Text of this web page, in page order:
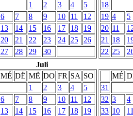
1 2 3 4
5
6 7 8 9 10 11
12
13 14 15 16 17 18
19
20 21 22 23 24 25
26
27 28 29 30
18
19 4
5
20 11
21
18
22 25
Juli
MÉ DË MË DO FR SA SO
1 2 3 4
5
6 7 8 9 10 11
12
13 14 15 16 17 18
19
MÉ
31
32 3
4
33 10